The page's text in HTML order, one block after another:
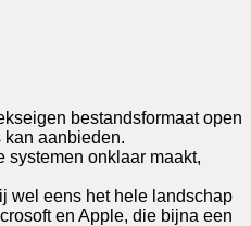
bestandsformaat open
aanbieden.
systemen onklaar maakt,
wel eens het hele landschap
en Apple, die bijna een